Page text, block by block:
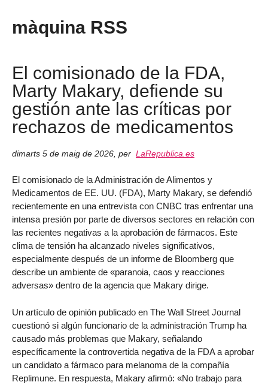
màquina RSS
El comisionado de la FDA,
Marty Makary, defiende su
gestión ante las críticas por
rechazos de medicamentos
dimarts 5 de maig de 2026 per LaRepublica.es
El comisionado de la Administración de Alimentos y
Medicamentos de EE. UU. (FDA), Marty Makary, se defendió
recientemente en una entrevista con CNBC tras enfrentar una
intensa presión por parte de diversos sectores en relación con
las recientes negativas a la aprobación de fármacos. Este
clima de tensión ha alcanzado niveles significativos,
especialmente después de un informe de Bloomberg que
describe un ambiente de «paranoia, caos y reacciones
adversas» dentro de la agencia que Makary dirige.
Un artículo de opinión publicado en The Wall Street Journal
cuestionó si algún funcionario de la administración Trump ha
causado más problemas que Makary, señalando
específicamente la controvertida negativa de la FDA a aprobar
un candidato a fármaco para melanoma de la compañía
Replimune. En respuesta, Makary afirmó: «No trabajo para